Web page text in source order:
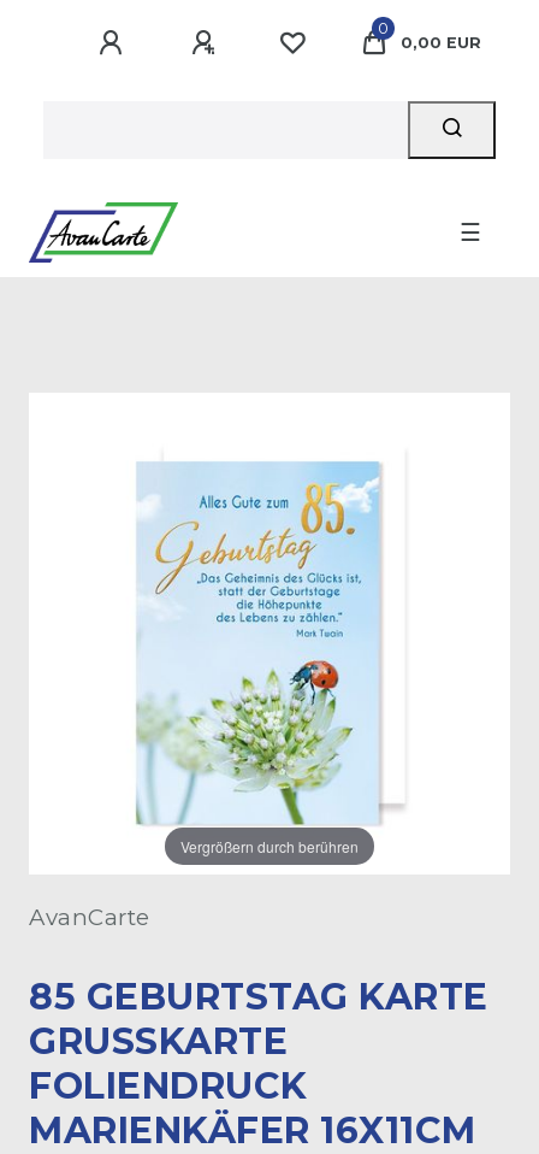
0
0,00 EUR
☰
Vergrößern durch berühren
AvanCarte
85 GEBURTSTAG KARTE
GRUSSKARTE F
OLIENDRUCK M
ARIENKÄFER 16X11CM